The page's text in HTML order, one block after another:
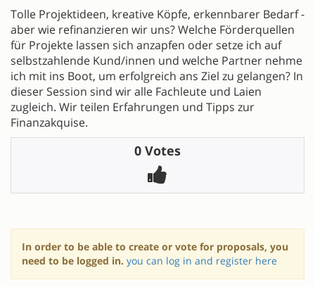
Tolle Projektideen, kreative Köpfe, erkennbarer Bedarf -
aber wie refinanzieren wir uns? Welche Förderquellen
für Projekte lassen sich anzapfen oder setze ich auf
selbstzahlende Kund/innen und welche Partner nehme
ich mit ins Boot, um erfolgreich ans Ziel zu gelangen? In
dieser Session sind wir alle Fachleute und Laien
zugleich. Wir teilen Erfahrungen und Tipps zur
Finanzakquise.
0 Votes
In order to be able to create or vote for proposals, you
need to be logged in. you can log in and register here